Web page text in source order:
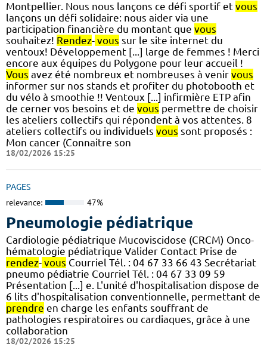
Montpellier. Nous nous lançons ce défi sportif et vous
lançons un défi solidaire: nous aider via une
participation financière du montant que vous
souhaitez! Rendez- vous sur le site internet du
ventoux! Développement [...] large de femmes ! Merci
encore aux équipes du Polygone pour leur accueil !
Vous avez été nombreux et nombreuses à venir vous
informer sur nos stands et profiter du photobooth et
du vélo à smoothie !! Ventoux [...] infirmière ETP afin
de cerner vos besoins et de vous permettre de choisir
les ateliers collectifs qui répondent à vos attentes. 8
ateliers collectifs ou individuels vous sont proposés :
Mon cancer (Connaitre son
18/02/2026 15:25
PAGES
relevance: 47%
Pneumologie pédiatrique
Cardiologie pédiatrique Mucoviscidose (CRCM) Onco-
hématologie pédiatrique Valider Contact Prise de
rendez- vous Courriel Tél. : 04 67 33 66 43 Secrétariat
pneumo pédiatrie Courriel Tél. : 04 67 33 09 59
Présentation [...] e. L'unité d'hospitalisation dispose de
6 lits d'hospitalisation conventionnelle, permettant de
prendre en charge les enfants souffrant de
pathologies respiratoires ou cardiaques, grâce à une
collaboration
18/02/2026 15:25